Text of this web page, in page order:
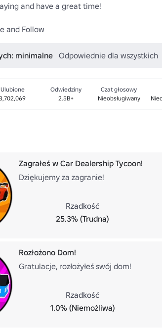
and have a great time!
and Follow
minimalne Odpowiednie dla wszystkich
Ulubione
Odwiedziny
2.5B+
Czat głosowy
Nieobsługiwany
Zagrałeś w Car Dealership Tycoon!
Dziękujemy za zagranie!
Rzadkość
25.3% (Trudna)
Rozłożono Dom!
Gratulacje, rozłożyłeś swój dom!
Rzadkość
1.0% (Niemożliwa)